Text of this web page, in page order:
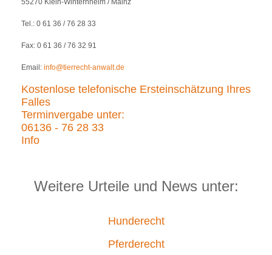
55270 Klein-Winternheim / Mainz
Tel.: 0 61 36 / 76 28 33
Fax: 0 61 36 / 76 32 91
Email: info@tierrecht-anwalt.de
Kostenlose telefonische Ersteinschätzung Ihres
Falles
Terminvergabe unter:
06136 - 76 28 33
Info
Weitere Urteile und News unter:
Hunderecht
Pferderecht